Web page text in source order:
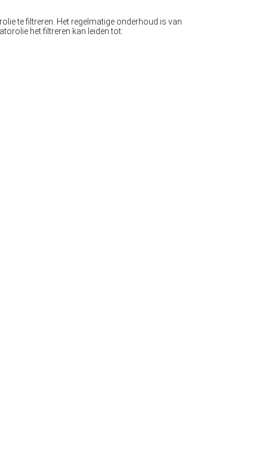
te filtreren. Het regelmatige onderhoud is van
het filtreren kan leiden tot: